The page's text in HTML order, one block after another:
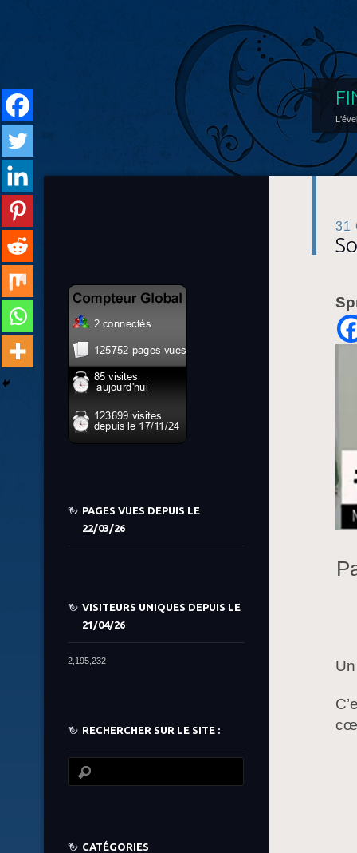
31
PAGES VUES DEPUIS LE
22/03/26
VISITEURS UNIQUES DEPUIS LE
21/04/26
2,195,232
RECHERCHER SUR LE SITE :
CATÉGORIES